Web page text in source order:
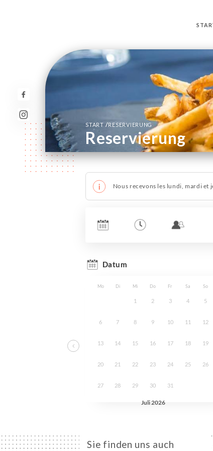
START /RESERVIERUNG
Reservierung
Sie finden uns auch